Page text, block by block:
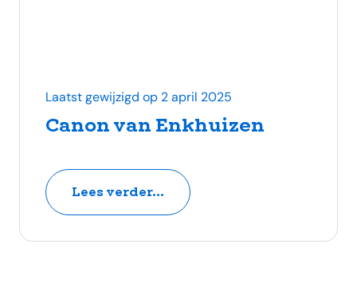
Canon van Enkhuizen
Laatst gewijzigd op 2 april 2025
Lees verder...